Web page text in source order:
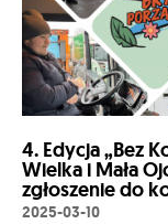
4. Edycja „Bez
Wielka i Mała
zgłoszenie do
2025-03-10